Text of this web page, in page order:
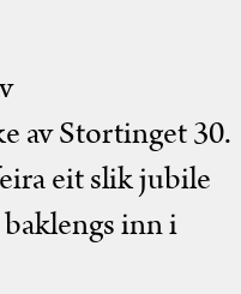
av Stortinget 30.
eit slik jubile
inn i